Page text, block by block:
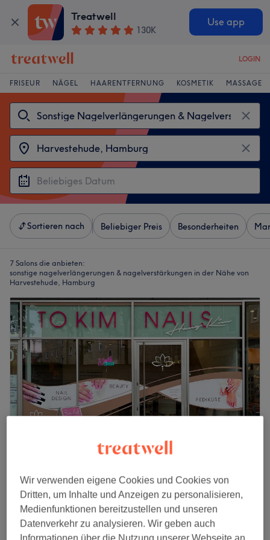
Treatwell
130K
Use app
LOGIN
FRISEUR NÄGEL HAARENTFERNUNG KOSMETIK MASSAGE
Sortieren nach Beliebiger Preis Besonderheiten
7 Salons die anbieten:
sonstige nagelverlängerungen & nagelverstärkungen in der Nähe von
Harvestehude, Hamburg
4,9
99 Bewertungen
Hoheluft, Hamburg
Auf Karte anzeigen
Auffüllen Acryl - Gel (UV)
40 Min. - 45 Min.
Wir verwenden eigene Cookies und Cookies von
Dritten, um Inhalte und Anzeigen zu personalisieren,
Medienfunktionen bereitzustellen und unseren
Datenverkehr zu analysieren. Wir geben auch